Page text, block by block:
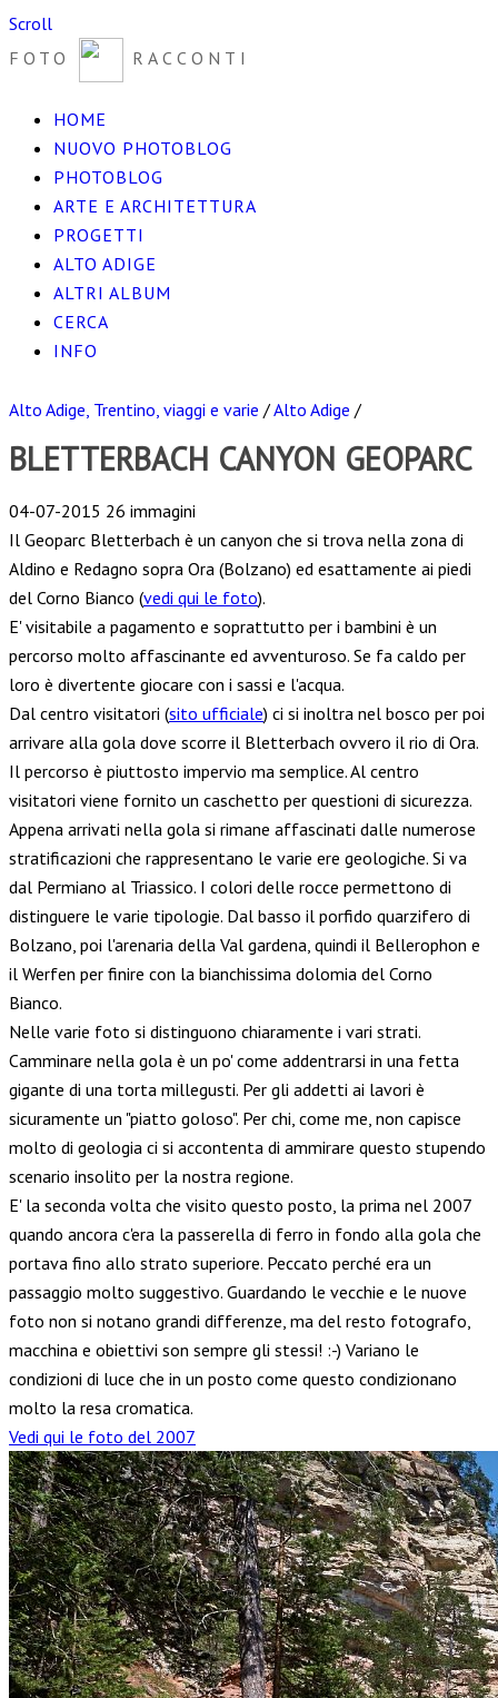
Scroll
FOTO
RACCONTI
HOME
NUOVO PHOTOBLOG
PHOTOBLOG
ARTE E ARCHITETTURA
PROGETTI
ALTO ADIGE
ALTRI ALBUM
CERCA
INFO
Alto Adige, Trentino, viaggi e varie /Alto Adige /
BLETTERBACH CANYON GEOPARC
04-07-2015 26 immagini
Il Geoparc Bletterbach è un canyon che si trova nella zona di
Aldino e Redagno sopra Ora (Bolzano) ed esattamente ai piedi
del Corno Bianco (vedi qui le foto).
E' visitabile a pagamento e soprattutto per i bambini è un
percorso molto affascinante ed avventuroso. Se fa caldo per
loro è divertente giocare con i sassi e l'acqua.
Dal centro visitatori (sito ufficiale) ci si inoltra nel bosco per poi
arrivare alla gola dove scorre il Bletterbach ovvero il rio di Ora.
Il percorso è piuttosto impervio ma semplice. Al centro
visitatori viene fornito un caschetto per questioni di sicurezza.
Appena arrivati nella gola si rimane affascinati dalle numerose
stratificazioni che rappresentano le varie ere geologiche. Si va
dal Permiano al Triassico. I colori delle rocce permettono di
distinguere le varie tipologie. Dal basso il porfido quarzifero di
Bolzano, poi l'arenaria della Val gardena, quindi il Bellerophon e
il Werfen per finire con la bianchissima dolomia del Corno
Bianco.
Nelle varie foto si distinguono chiaramente i vari strati.
Camminare nella gola è un po' come addentrarsi in una fetta
gigante di una torta millegusti. Per gli addetti ai lavori è
sicuramente un "piatto goloso". Per chi, come me, non capisce
molto di geologia ci si accontenta di ammirare questo stupendo
scenario insolito per la nostra regione.
E' la seconda volta che visito questo posto, la prima nel 2007
quando ancora c'era la passerella di ferro in fondo alla gola che
portava fino allo strato superiore. Peccato perché era un
passaggio molto suggestivo. Guardando le vecchie e le nuove
foto non si notano grandi differenze, ma del resto fotografo,
macchina e obiettivi son sempre gli stessi! :-) Variano le
condizioni di luce che in un posto come questo condizionano
molto la resa cromatica.
Vedi qui le foto del 2007